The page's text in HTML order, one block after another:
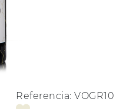
Referencia: VOGR10